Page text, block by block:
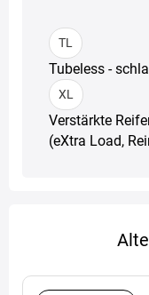
TL
Tubeless -
XL
Verstärkte
(eXtra Load,